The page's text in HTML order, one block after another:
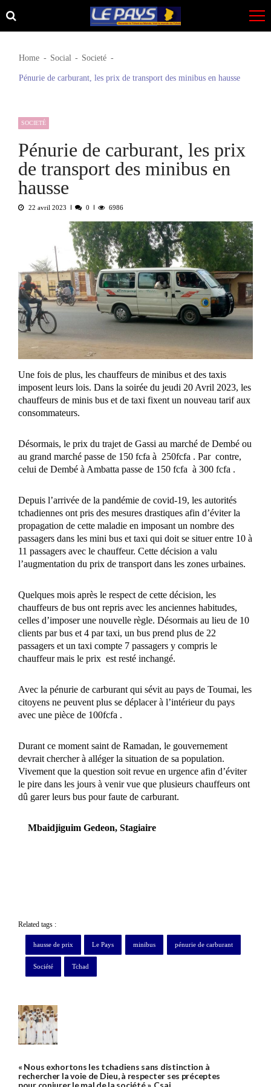
Skip
to
Skip
to
Home Social Societé
Pénurie de carburant, les prix de transport des minibus en hausse
SOCIETÉ
Pénurie de carburant, les prix
de transport des minibus en
hausse
22 avril 2023 0 6986
Une fois de plus, les chauffeurs de minibus et des taxis
imposent leurs lois. Dans la soirée du jeudi 20 Avril 2023, les
chauffeurs de minis bus et de taxi fixent un nouveau tarif aux
consommateurs.
Désormais, le prix du trajet de Gassi au marché de Dembé ou
au grand marché passe de 150 fcfa à 250fcfa . Par contre,
celui de Dembé à Ambatta passe de 150 fcfa à 300 fcfa .
Depuis l’arrivée de la pandémie de covid-19, les autorités
tchadiennes ont pris des mesures drastiques afin d’éviter la
propagation de cette maladie en imposant un nombre des
passagers dans les mini bus et taxi qui doit se situer entre 10 à
11 passagers avec le chauffeur. Cette décision a valu
l’augmentation du prix de transport dans les zones urbaines.
Quelques mois après le respect de cette décision, les
chauffeurs de bus ont repris avec les anciennes habitudes,
celles d’imposer une nouvelle règle. Désormais au lieu de 10
clients par bus et 4 par taxi, un bus prend plus de 22
passagers et un taxi compte 7 passagers y compris le
chauffeur mais le prix est resté inchangé.
Avec la pénurie de carburant qui sévit au pays de Toumai, les
citoyens ne peuvent plus se déplacer à l’intérieur du pays
avec une pièce de 100fcfa .
Durant ce moment saint de Ramadan, le gouvernement
devrait chercher à alléger la situation de sa population.
Vivement que la question soit revue en urgence afin d’éviter
le pire dans les jours à venir vue que plusieurs chauffeurs ont
dû garer leurs bus pour faute de carburant.
Mbaidjiguim Gedeon, Stagiaire
Related tags :
hausse de prix Le Pays minibus pénurie de carburant
Société Tchad
« Nous exhortons les tchadiens sans distinction à
rechercher la voie de Dieu, à respecter ses préceptes